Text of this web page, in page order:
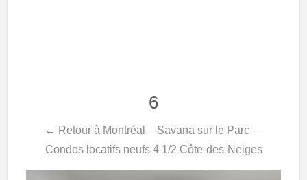
6
← Retour à Montréal – Savana sur le Parc —
Condos locatifs neufs 4 1/2 Côte-des-Neiges